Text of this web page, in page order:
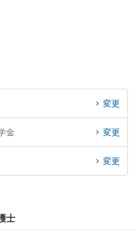
変更
金 変更
変更
士